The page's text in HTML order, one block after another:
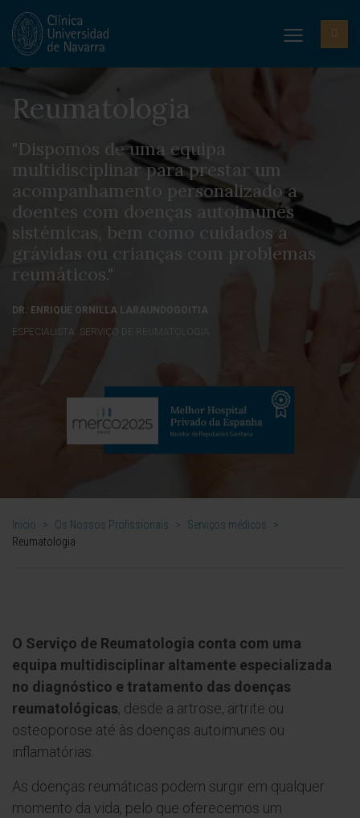
Reumatologia
"Dispomos de uma equipa
multidisciplinar para prestar um
acompanhamento personalizado a
doentes com doenças autoimunes
sistémicas, bem como cuidados a
grávidas ou crianças com problemas
reumáticos."
DR. ENRIQUE ORNILLA LARAUNDOGOITIA
ESPECIALISTA. SERVIÇO DE REUMATOLOGIA
Inicio > Os Nossos Profissionais > Serviços médicos
>
Reumatologia
O Serviço de Reumatologia conta com uma
equipa multidisciplinar altamente especializada
no diagnóstico e tratamento das doenças
reumatológicas, desde a artrose, artrite ou
osteoporose até às doenças autoimunes ou
inflamatórias.
As doenças reumáticas podem surgir em qualquer
momento da vida, pelo que oferecemos um